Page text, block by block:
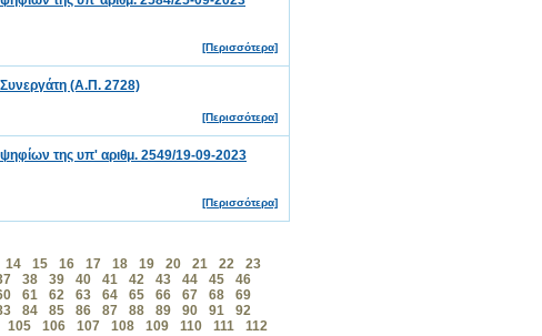
[Περισσότερα]
(Α.Π. 2728)
[Περισσότερα]
της υπ' αριθμ. 2549/19-09-2023
[Περισσότερα]
14 15 16 17 18 19 20 21 22
23
38 39 40 41 42 43 44 45
46
61 62 63 64 65 66 67 68
69
84 85 86 87 88 89 90 91
92
105 106 107 108 109 110 111
112